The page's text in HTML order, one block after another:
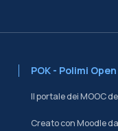
POK - Polimi
Il portale dei MOOC
Creato con Moodle da